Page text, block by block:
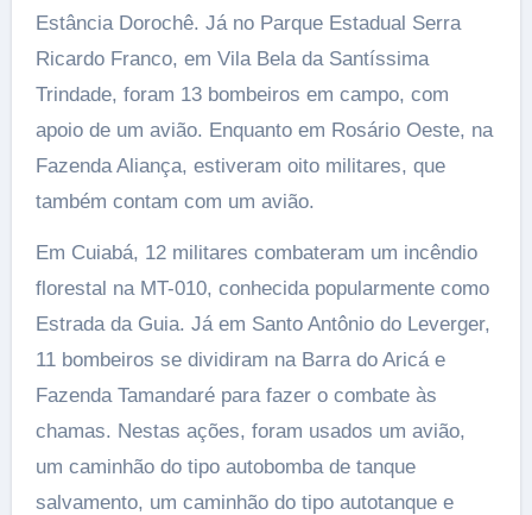
Estância Dorochê. Já no Parque Estadual Serra
Ricardo Franco, em Vila Bela da Santíssima
Trindade, foram 13 bombeiros em campo, com
apoio de um avião. Enquanto em Rosário Oeste, na
Fazenda Aliança, estiveram oito militares, que
também contam com um avião.
Em Cuiabá, 12 militares combateram um incêndio
florestal na MT-010, conhecida popularmente como
Estrada da Guia. Já em Santo Antônio do Leverger,
11 bombeiros se dividiram na Barra do Aricá e
Fazenda Tamandaré para fazer o combate às
chamas. Nestas ações, foram usados um avião,
um caminhão do tipo autobomba de tanque
salvamento, um caminhão do tipo autotanque e